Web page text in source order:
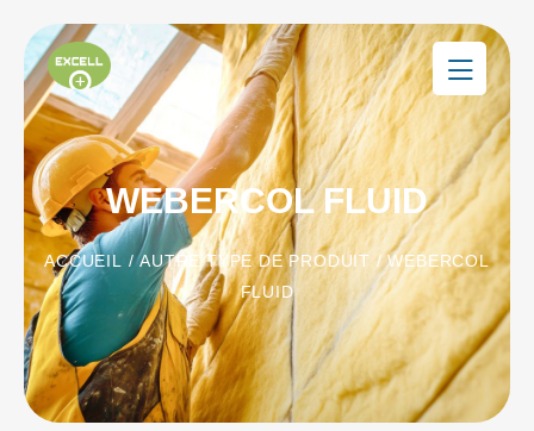
WEBERCOL FLUID
ACCUEIL /AUTRE TYPE DE PRODUIT / WEBERCOL
FLUID